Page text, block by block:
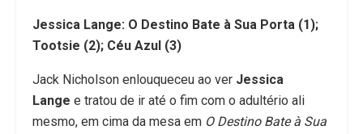
Jessica Lange: O Destino Bate à Sua Porta (1);
Tootsie (2); Céu Azul (3)
Jack Nicholson enlouqueceu ao ver Jessica
Lange e tratou de ir até o fim com o adultério ali
mesmo, em cima da mesa em O Destino Bate à Sua